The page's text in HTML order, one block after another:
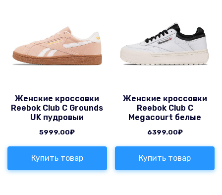
Женские кроссовки
Reebok Club C Grounds
UK пудровыи
5999.00₽
Купить товар
Женские кроссовки
Reebok Club C
Megacourt белые
6399.00₽
Купить товар